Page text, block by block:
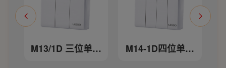
M13/1D 三位单控
M14-1D四位单控